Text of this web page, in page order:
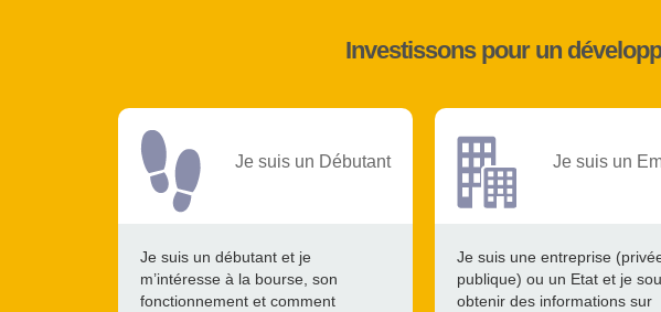
Investissons pour un
Je suis un Débutant
Je suis un débutant et je
m’intéresse à la bourse, son
fonctionnement et comment
Je suis un
Je suis une entreprise
publique) ou un Etat et je
obtenir des informations sur